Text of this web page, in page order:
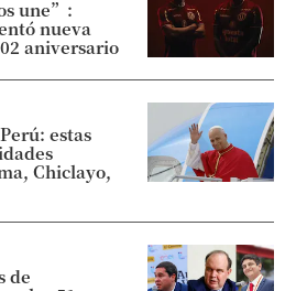
une”:
nueva
aniversario
estas
Chiclayo,
de